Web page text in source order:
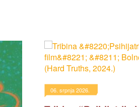
06. srpnja 2026.